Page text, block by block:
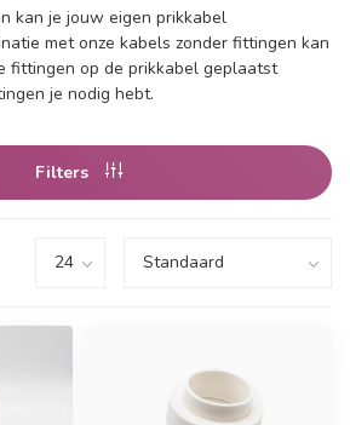
kan je jouw eigen prikkabel
met onze kabels zonder fittingen kan
fittingen op de prikkabel geplaatst
je nodig hebt.
Filters